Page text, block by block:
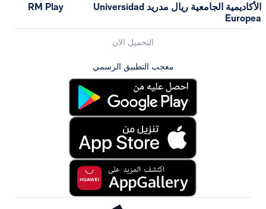
الأكاديمية الجامعية ريال مدريد Universidad
Europea
RM Play
التحميل الان
معجب التطبيق الرسمي